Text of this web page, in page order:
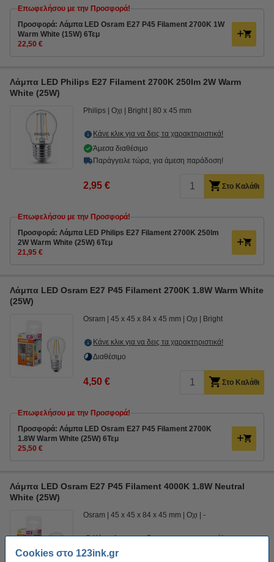
Cookies στο 123ink.gr
Επωφελήσου με την Προσφορά!
Προσφορά: Λάμπα LED Osram E27 P45 Filament 2700K 1W
Warm White (15W) 6Τεμ
22,50 €
Λάμπα LED Philips E27 Filament 2700K 250lm 2W Warm
White (25W)
Philips Οχι Bright 80 x 45 mm
Κάνε κλικ για να δεις τα χαρακτηριστικά!
Άμεσα διαθέσιμο
Παράγγειλε τώρα, για άμεση παράδοση!
2,95 € Στο Καλάθι
Επωφελήσου με την Προσφορά!
Προσφορά: Λάμπα LED Philips E27 Filament 2700K 250lm
2W Warm White (25W) 6Τεμ
21,95 €
Λάμπα LED Osram E27 P45 Filament 2700K 1.8W Warm White
(25W)
Osram 45 x 45 x 84 x 45 mm Οχι Bright
Κάνε κλικ για να δεις τα χαρακτηριστικά!
Διαθέσιμο
4,50 € Στο Καλάθι
Επωφελήσου με την Προσφορά!
Προσφορά: Λάμπα LED Osram E27 P45 Filament 2700K
1.8W Warm White (25W) 6Τεμ
25,50 €
Λάμπα LED Osram E27 P45 Filament 4000K 1.8W Neutral
White (25W)
Osram 45 x 45 x 84 x 45 mm Οχι -
Κάνε κλικ για να δεις τα χαρακτηριστικά!
Διαθέσιμο